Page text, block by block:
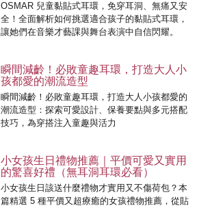
OSMAR 兒童黏貼式耳環，免穿耳洞、無痛又安
全！全面解析如何挑選適合孩子的黏貼式耳環，
讓她們在音樂才藝課與舞台表演中自信閃耀。
瞬間減齡！必敗童趣耳環，打造大人小
孩都愛的潮流造型
瞬間減齡！必敗童趣耳環，打造大人小孩都愛的
潮流造型：探索可愛設計、保養要點與多元搭配
技巧，為穿搭注入童趣與活力
小女孩生日禮物推薦｜平價可愛又實用
的驚喜好禮（無耳洞耳環必看）
小女孩生日該送什麼禮物才實用又不傷荷包？本
篇精選 5 種平價又超療癒的女孩禮物推薦，從貼